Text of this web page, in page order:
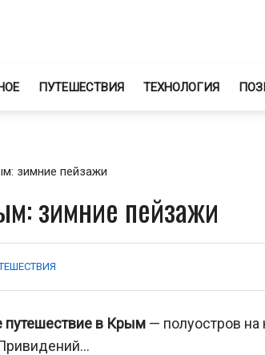
ПУТЕШЕСТВИЯ ТЕХНОЛОГИЯ
зимние пейзажи
зимние пейзажи
путешествие в Крым — полуостров